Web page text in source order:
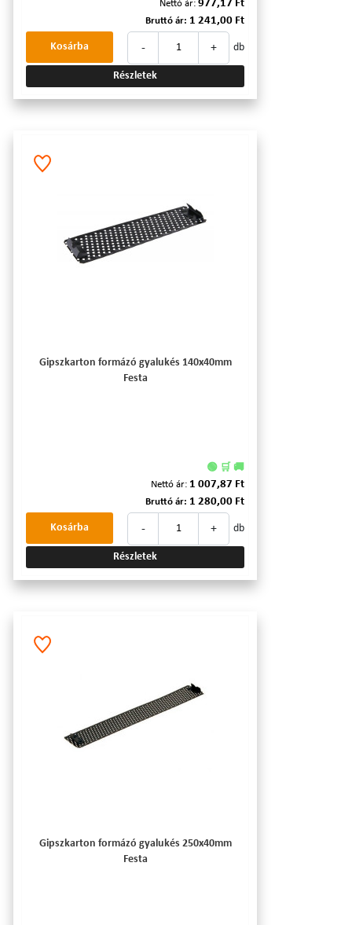
Nettó ár: 977,17 Ft
Bruttó ár: 1 241,00 Ft
- + db
Kosárba
Részletek
Gipszkarton formázó gyalukés 140x40mm
Festa
🟢 🛒 🚚
Nettó ár: 1 007,87 Ft
Bruttó ár: 1 280,00 Ft
- + db
Kosárba
Részletek
Gipszkarton formázó gyalukés 250x40mm
Festa